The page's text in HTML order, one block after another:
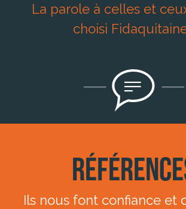
La parole à celles et
choisi
Ils nous font confiance et